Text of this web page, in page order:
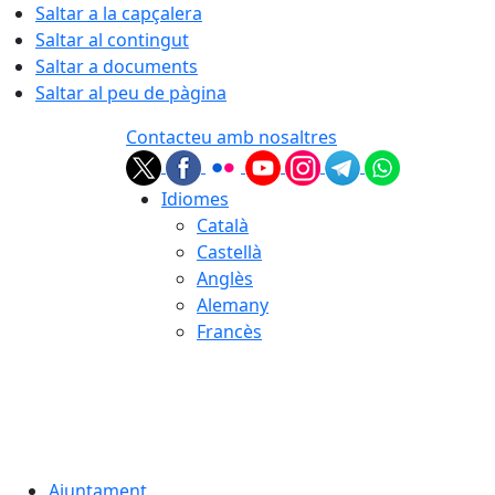
Saltar a la capçalera
Saltar al contingut
Saltar a documents
Saltar al peu de pàgina
Contacteu amb nosaltres
Idiomes
Català
Castellà
Anglès
Alemany
Francès